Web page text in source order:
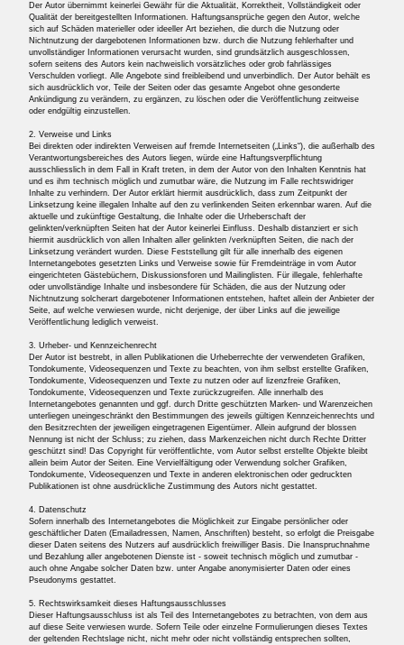
Der Autor übernimmt keinerlei Gewähr für die Aktualität, Korrektheit, Vollständigkeit oder
Qualität der bereitgestellten Informationen. Haftungsansprüche gegen den Autor, welche
sich auf Schäden materieller oder ideeller Art beziehen, die durch die Nutzung oder
Nichtnutzung der dargebotenen Informationen bzw. durch die Nutzung fehlerhafter und
unvollständiger Informationen verursacht wurden, sind grundsätzlich ausgeschlossen,
sofern seitens des Autors kein nachweislich vorsätzliches oder grob fahrlässiges
Verschulden vorliegt. Alle Angebote sind freibleibend und unverbindlich. Der Autor behält es
sich ausdrücklich vor, Teile der Seiten oder das gesamte Angebot ohne gesonderte
Ankündigung zu verändern, zu ergänzen, zu löschen oder die Veröffentlichung zeitweise
oder endgültig einzustellen.
2. Verweise und Links
Bei direkten oder indirekten Verweisen auf fremde Internetseiten („Links“), die außerhalb des
Verantwortungsbereiches des Autors liegen, würde eine Haftungsverpflichtung
ausschliesslich in dem Fall in Kraft treten, in dem der Autor von den Inhalten Kenntnis hat
und es ihm technisch möglich und zumutbar wäre, die Nutzung im Falle rechtswidriger
Inhalte zu verhindern. Der Autor erklärt hiermit ausdrücklich, dass zum Zeitpunkt der
Linksetzung keine illegalen Inhalte auf den zu verlinkenden Seiten erkennbar waren. Auf die
aktuelle und zukünftige Gestaltung, die Inhalte oder die Urheberschaft der
gelinkten/verknüpften Seiten hat der Autor keinerlei Einfluss. Deshalb distanziert er sich
hiermit ausdrücklich von allen Inhalten aller gelinkten /verknüpften Seiten, die nach der
Linksetzung verändert wurden. Diese Feststellung gilt für alle innerhalb des eigenen
Internetangebotes gesetzten Links und Verweise sowie für Fremdeinträge in vom Autor
eingerichteten Gästebüchern, Diskussionsforen und Mailinglisten. Für illegale, fehlerhafte
oder unvollständige Inhalte und insbesondere für Schäden, die aus der Nutzung oder
Nichtnutzung solcherart dargebotener Informationen entstehen, haftet allein der Anbieter der
Seite, auf welche verwiesen wurde, nicht derjenige, der über Links auf die jeweilige
Veröffentlichung lediglich verweist.
3. Urheber- und Kennzeichenrecht
Der Autor ist bestrebt, in allen Publikationen die Urheberrechte der verwendeten Grafiken,
Tondokumente, Videosequenzen und Texte zu beachten, von ihm selbst erstellte Grafiken,
Tondokumente, Videosequenzen und Texte zu nutzen oder auf lizenzfreie Grafiken,
Tondokumente, Videosequenzen und Texte zurückzugreifen. Alle innerhalb des
Internetangebotes genannten und ggf. durch Dritte geschützten Marken- und Warenzeichen
unterliegen uneingeschränkt den Bestimmungen des jeweils gültigen Kennzeichenrechts und
den Besitzrechten der jeweiligen eingetragenen Eigentümer. Allein aufgrund der blossen
Nennung ist nicht der Schluss; zu ziehen, dass Markenzeichen nicht durch Rechte Dritter
geschützt sind! Das Copyright für veröffentlichte, vom Autor selbst erstellte Objekte bleibt
allein beim Autor der Seiten. Eine Vervielfältigung oder Verwendung solcher Grafiken,
Tondokumente, Videosequenzen und Texte in anderen elektronischen oder gedruckten
Publikationen ist ohne ausdrückliche Zustimmung des Autors nicht gestattet.
4. Datenschutz
Sofern innerhalb des Internetangebotes die Möglichkeit zur Eingabe persönlicher oder
geschäftlicher Daten (Emailadressen, Namen, Anschriften) besteht, so erfolgt die Preisgabe
dieser Daten seitens des Nutzers auf ausdrücklich freiwilliger Basis. Die Inanspruchnahme
und Bezahlung aller angebotenen Dienste ist - soweit technisch möglich und zumutbar -
auch ohne Angabe solcher Daten bzw. unter Angabe anonymisierter Daten oder eines
Pseudonyms gestattet.
5. Rechtswirksamkeit dieses Haftungsausschlusses
Dieser Haftungsausschluss ist als Teil des Internetangebotes zu betrachten, von dem aus
auf diese Seite verwiesen wurde. Sofern Teile oder einzelne Formulierungen dieses Textes
der geltenden Rechtslage nicht, nicht mehr oder nicht vollständig entsprechen sollten,